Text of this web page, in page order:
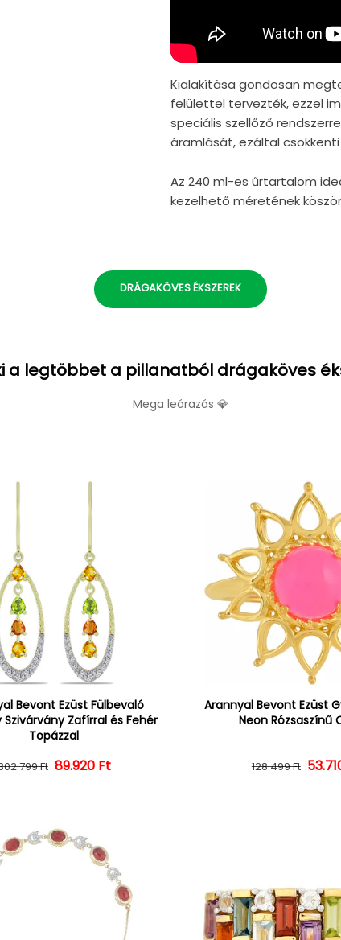
Kialakítása gondosan
felülettel tervezték, ezzel
speciális szellőző
áramlását, ezáltal
Az 240 ml-es űrtartalom
kezelhető méretének
DRÁGAKÖVES ÉKSZEREK
a legtöbbet a pillanatból drágaköves
Mega leárazás 💎
Bevont Ezüst Fülbevaló
Szivárvány Zafírral és Fehér
Topázzal
Normál ár
Ft Kedvezményes ár
89.920 Ft
Arannyal Bevont Ezüst
Neon Rózsaszínű
128.499 Ft